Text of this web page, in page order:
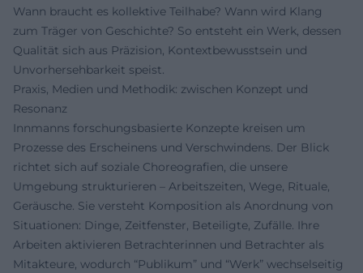
Wann braucht es kollektive Teilhabe? Wann wird Klang
zum Träger von Geschichte? So entsteht ein Werk, dessen
Qualität sich aus Präzision, Kontextbewusstsein und
Unvorhersehbarkeit speist.
Praxis, Medien und Methodik: zwischen Konzept und
Resonanz
Innmanns forschungsbasierte Konzepte kreisen um
Prozesse des Erscheinens und Verschwindens. Der Blick
richtet sich auf soziale Choreografien, die unsere
Umgebung strukturieren – Arbeitszeiten, Wege, Rituale,
Geräusche. Sie versteht Komposition als Anordnung von
Situationen: Dinge, Zeitfenster, Beteiligte, Zufälle. Ihre
Arbeiten aktivieren Betrachterinnen und Betrachter als
Mitakteure, wodurch “Publikum” und “Werk” wechselseitig